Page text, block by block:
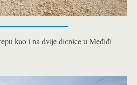
kao i na dvije dionice u Međiđi